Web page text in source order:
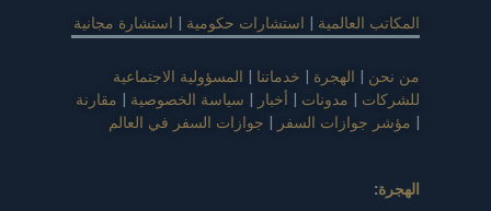
المكاتب العالمية | استشارات حكومية | استشارة مجانية
من نحن | الهجرة | خدماتنا | المسؤولية الاجتماعية
للشركات | مدونات | أخبار | سياسة الخصوصية | مقارنة
| مؤشر جوازات السفر | جوازات السفر في العالم
الهجرة: